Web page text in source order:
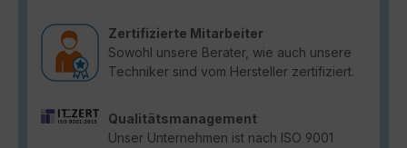
Zertifizierte Mitarbeiter
Sowohl unsere Berater, wie auch unsere
Techniker sind vom Hersteller zertifiziert.
Qualitätsmanagement
Unser Unternehmen ist nach ISO 9001